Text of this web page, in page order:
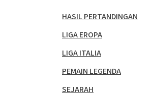
HASIL PERTANDINGAN
LIGA EROPA
LIGA ITALIA
PEMAIN LEGENDA
SEJARAH